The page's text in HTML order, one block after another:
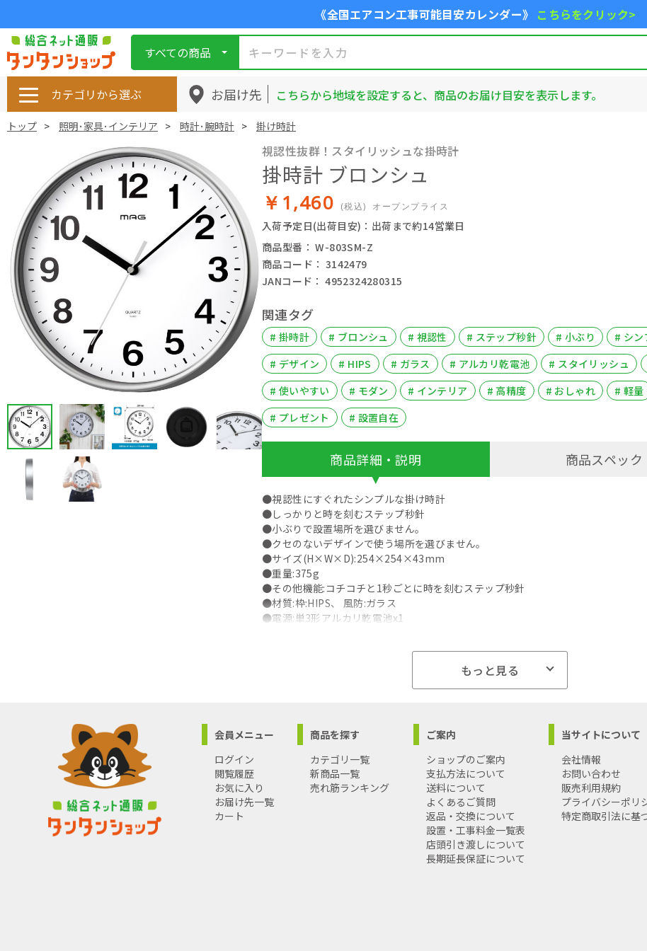
《全国エアコン工事可能目安カレンダー》 こちらをクリック>
すべての商品
カテゴリから選ぶ お届け先 こちらから地域を設定すると、商品のお届け目安を表示します。
トップ 照明･家具･インテリア 時計･腕時計 掛け時計
視認性抜群！スタイリッシュな掛時計
掛時計 ブロンシュ
￥1,460 (税込) オープンプライス
入荷予定日(出荷目安)：出荷まで約14営業日
商品型番： W-803SM-Z
商品コード： 3142479
JANコード： 4952324280315
関連タグ
# 掛時計 # ブロンシュ # 視認性 # ステップ秒針 # 小ぶり
# シン
# デザイン
# HIPS # ガラス # アルカリ乾電池 # スタイリッシュ
# 使いやすい
# モダン # インテリア # 高精度 # おしゃれ
# 軽量
# プレゼント
# 設置自在
商品詳細・説明
●視認性にすぐれたシンプルな掛け時計
●しっかりと時を刻むステップ秒針
●小ぶりで設置場所を選びません。
●クセのないデザインで使う場所を選びません。
●サイズ(H×W×D):254×254×43mm
●重量:375g
●その他機能:コチコチと1秒ごとに時を刻むステップ秒針
●材質:枠:HIPS、 風防:ガラス
●電源:単3形アルカリ乾電池x1
もっと見る
商品スペック
会員メニュー
ログイン
閲覧履歴
お気に入り
お届け先一覧
カート
商品を探す
カテゴリ一覧
新商品一覧
売れ筋ランキング
ご案内
ショップのご案内
支払方法について
送料について
よくあるご質問
返品・交換について
設置・工事料金一覧表
店頭引き渡しについて
長期延長保証について
当サイトについて
会社情報
お問い合わせ
販売利用規約
プライバシーポリ
特定商取引法に基